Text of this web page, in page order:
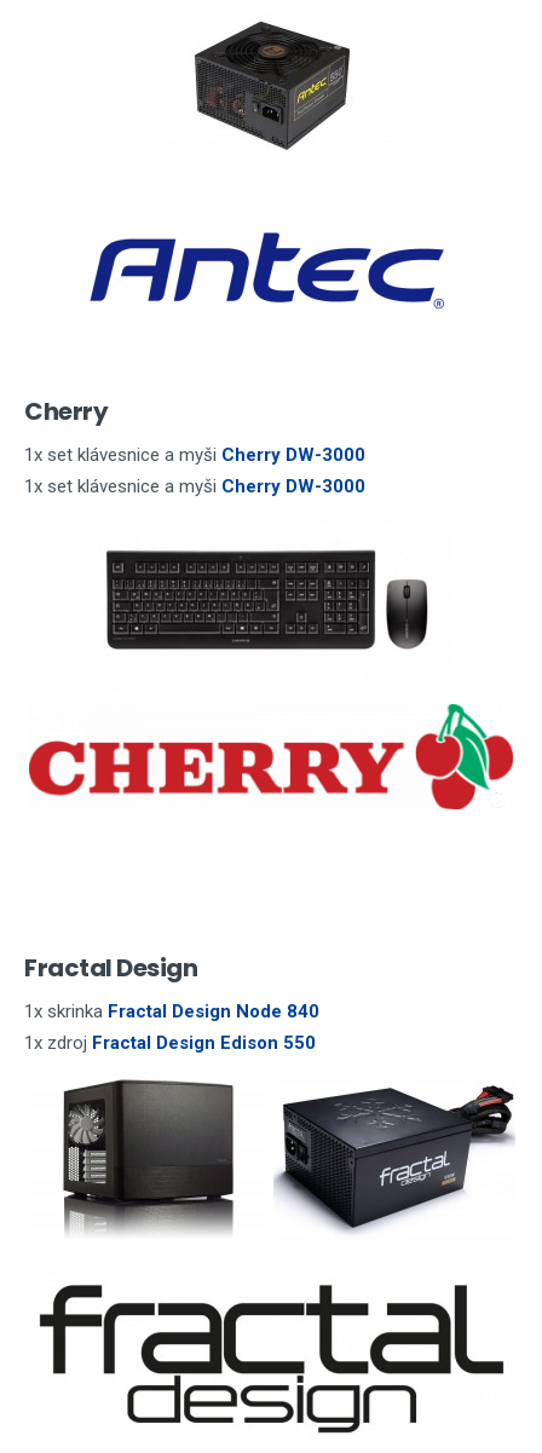
Cherry
1x set klávesnice a myši Cherry DW-3000
1x set klávesnice a myši Cherry DW-3000
Fractal Design
1x skrinka Fractal Design Node 840
1x zdroj Fractal Design Edison 550